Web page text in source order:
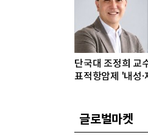
단국대 조정희 교
표적항암제 '내성·
글로벌마켓